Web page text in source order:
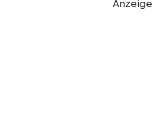
Anzeige